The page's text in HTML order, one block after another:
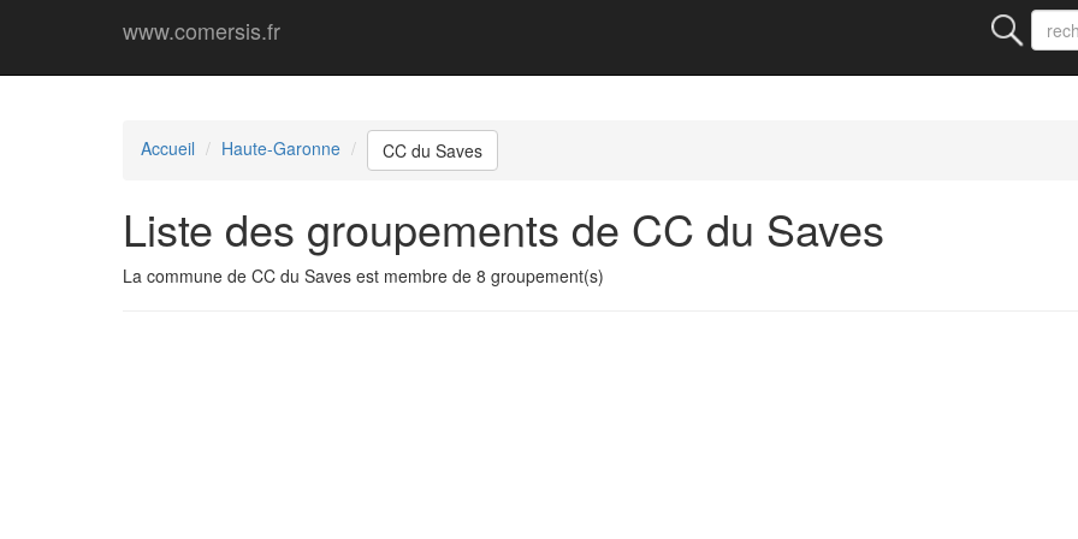
www.comersis.fr
Accueil Haute-Garonne CC du Saves
Liste des groupements de CC du Saves
La commune de CC du Saves est membre de 8 groupement(s)